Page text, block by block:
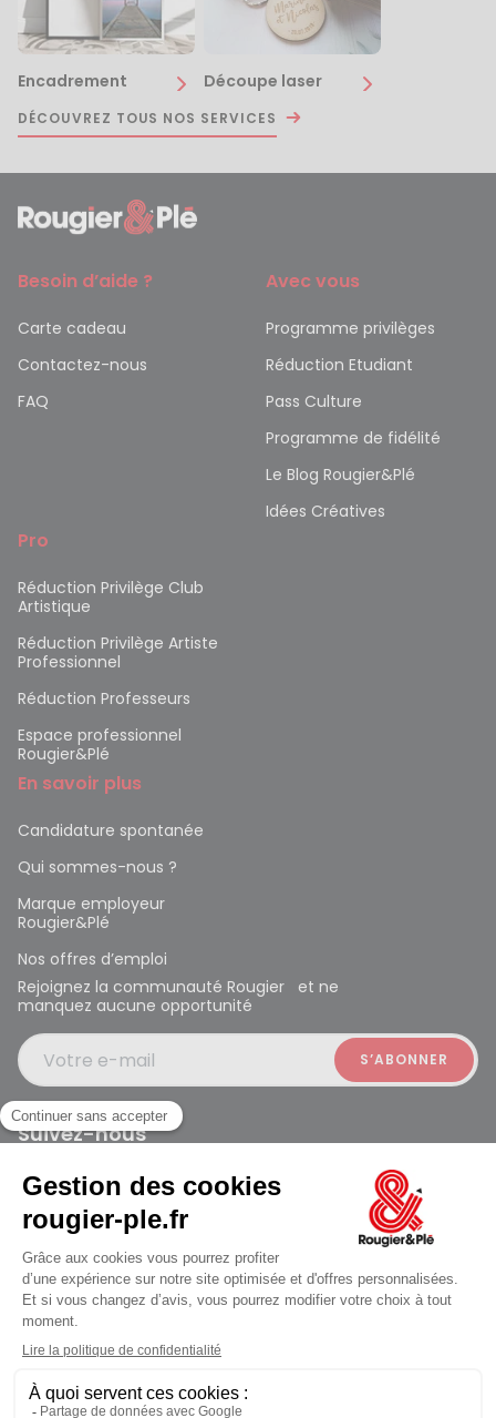
Encadrement Découpe laser
DÉCOUVREZ TOUS NOS SERVICES
Besoin d’aide ?
Carte cadeau
Contactez-nous
FAQ
Avec vous
Programme privilèges
Réduction Etudiant
Pass Culture
Programme de fidélité
Le Blog Rougier&Plé
Idées Créatives
Pro
Réduction Privilège Club
Artistique
Réduction Privilège Artiste
Professionnel
Réduction Professeurs
Espace professionnel
Rougier&Plé
En savoir plus
Candidature spontanée
Qui sommes-nous ?
Marque employeur
Rougier&Plé
Nos offres d’emploi
Rejoignez la communauté Rougier et ne
manquez aucune opportunité
Votre e-mail
Suivez-nous
Rougier et Plé 2024 Copyright
Mentions légales
Conditions générales des ventes